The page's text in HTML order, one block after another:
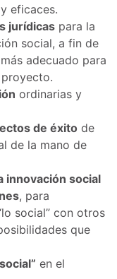
eficaces.
jurídicas para la
social, a fin de
adecuado para
ordinarias y
de éxito de
de la mano de
innovación social
, para
social” con otros
que
en el